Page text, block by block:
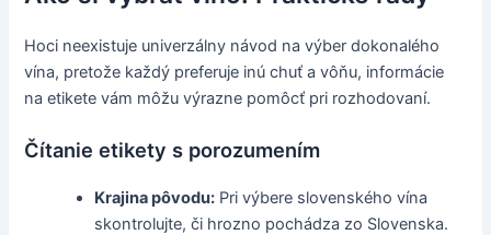
Hoci neexistuje univerzálny návod na výber dokonalého
vína, pretože každý preferuje inú chuť a vôňu, informácie
na etikete vám môžu výrazne pomôcť pri rozhodovaní.
Čítanie etikety s porozumením
Krajina pôvodu: Pri výbere slovenského vína
skontrolujte, či hrozno pochádza zo Slovenska.